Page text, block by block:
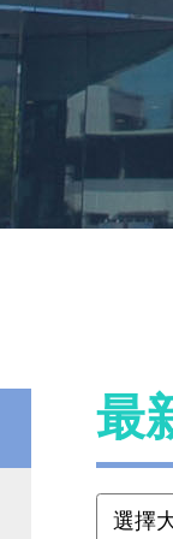
最